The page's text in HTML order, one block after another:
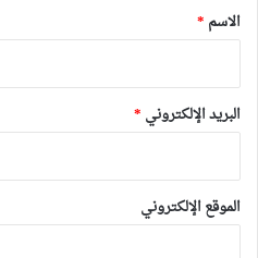
*
الاسم *
البريد الإلكتروني *
الموقع الإلكتروني